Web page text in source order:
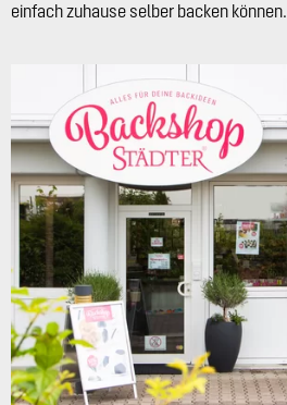
einfach zuhause selber backen können.